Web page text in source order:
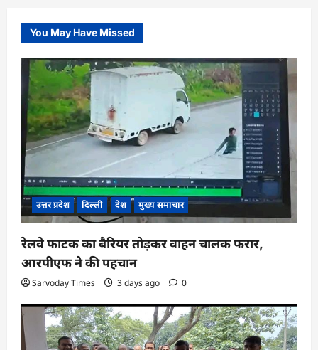
You May Have Missed
उत्तर प्रदेश दिल्ली देश मुख्य समाचार
रेलवे फाटक का बैरियर तोड़कर वाहन चालक फरार,
आरपीएफ ने की पहचान
Sarvoday Times 3 days ago 0